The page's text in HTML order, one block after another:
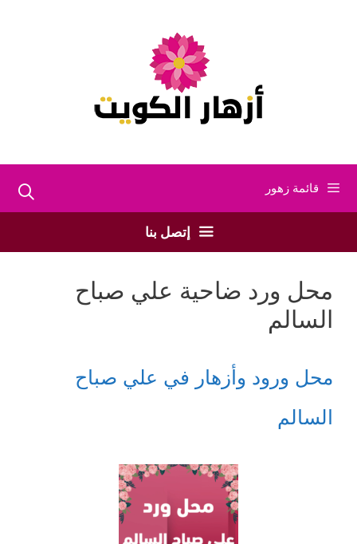
قائمة زهور
إتصل بنا
محل ورد ضاحية علي صباح
السالم
محل ورود وأزهار في علي صباح
السالم